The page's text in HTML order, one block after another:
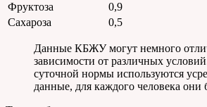
Фруктоза
0,9
Сахароза
0,5
Данные КБЖУ могут немного
зависимости от различных
суточной нормы используются
данные, для каждого человека они